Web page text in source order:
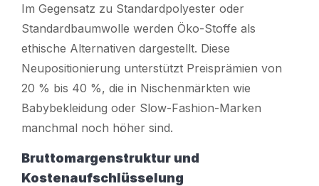
Im Gegensatz zu Standardpolyester oder
Standardbaumwolle werden Öko-Stoffe als
ethische Alternativen dargestellt. Diese
Neupositionierung unterstützt Preisprämien von
20 % bis 40 %, die in Nischenmärkten wie
Babybekleidung oder Slow-Fashion-Marken
manchmal noch höher sind.
Bruttomargenstruktur und
Kostenaufschlüsselung